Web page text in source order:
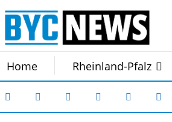
Home Rheinland-Pfalz